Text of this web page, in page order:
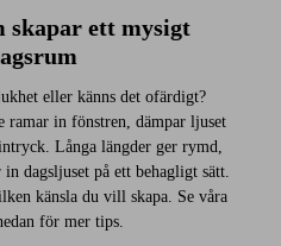
skapar ett mysigt
eller känns det ofärdigt?
ramar in fönstren, dämpar ljuset
Långa längder ger rymd,
dagsljuset på ett behagligt sätt.
känsla du vill skapa. Se våra
för mer tips.